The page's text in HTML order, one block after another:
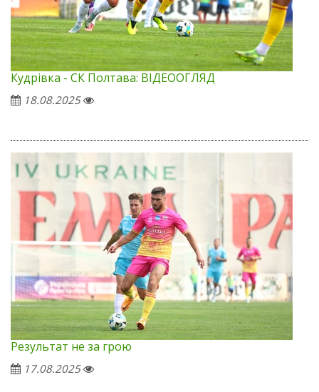
Кудрівка - СК Полтава: ВІДЕООГЛЯД
18.08.2025
Результат не за грою
17.08.2025